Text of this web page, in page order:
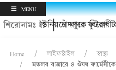
MENU
শিরোনামঃ
গেলেন? চাঁদপুরে ফুটবল
কাদলা ইউনিয়নে মাদক বিরোধী
Home লাইফস্টাইল
স্বাস্থ্য
মতলব বাজারে ৪ ঔষধ ফার্মেসীকে